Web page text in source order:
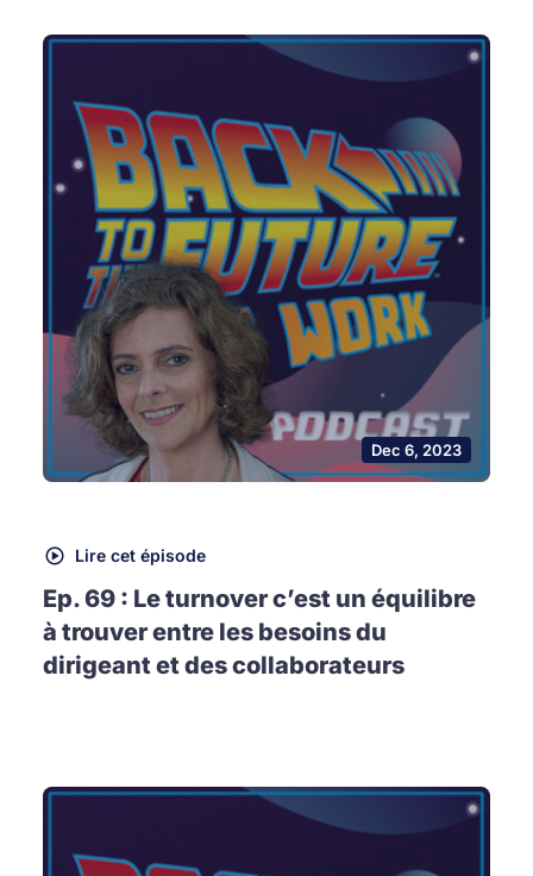
Dec 6, 2023
Lire cet épisode
Ep. 69 : Le turnover c’est un équilibre
à trouver entre les besoins du
dirigeant et des collaborateurs